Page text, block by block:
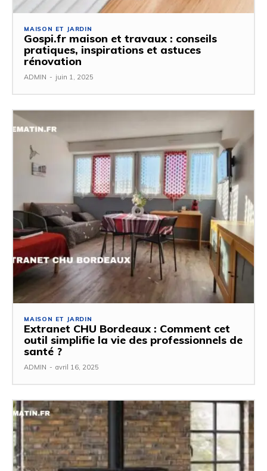
MAISON ET JARDIN
Gospi.fr maison et travaux : conseils
pratiques, inspirations et astuces
rénovation
ADMIN - juin 1, 2025
MAISON ET JARDIN
Extranet CHU Bordeaux : Comment cet
outil simplifie la vie des professionnels de
santé ?
ADMIN - avril 16, 2025